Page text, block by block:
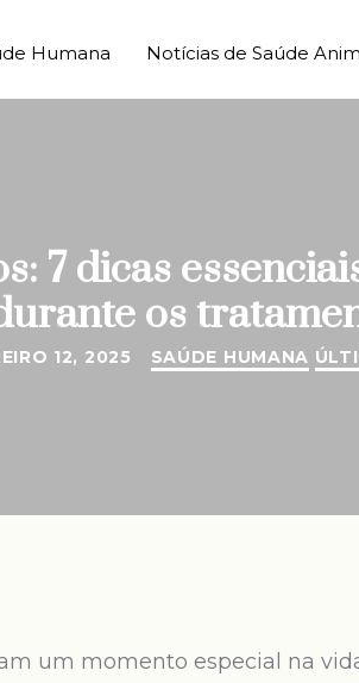
Humana Notícias de Saúde
7 dicas
os
12, 2025 SAÚDE HUMANA
um momento especial na